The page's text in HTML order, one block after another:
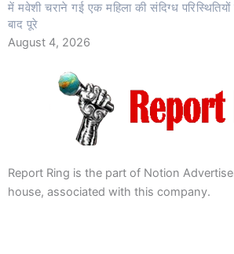
में मवेशी चराने गई एक महिला की संदिग्ध
बाद पूरे
August 4, 2026
Report Ring is the part of Notion
house, associated with this company.